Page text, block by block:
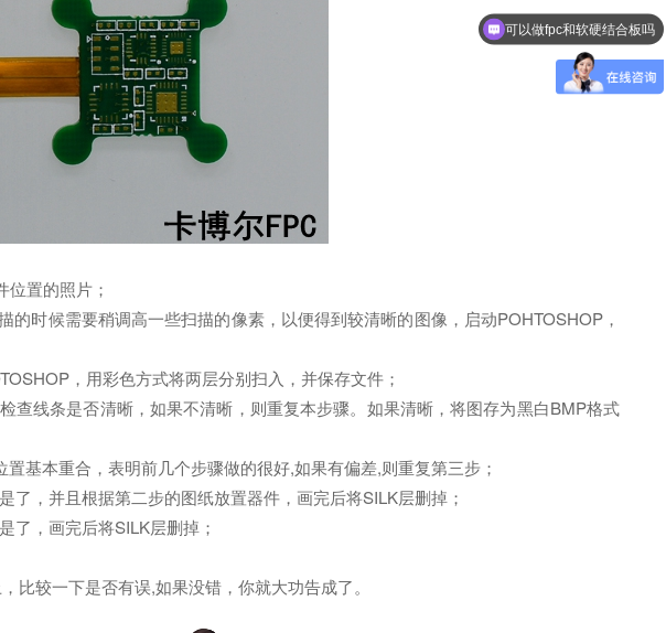
置的照片；
时候需要稍调高一些扫描的像素，以便得到较清晰的图像，启动POHTOSHOP，
，用彩色方式将两层分别扫入，并保存文件；
线条是否清晰，如果不清晰，则重复本步骤。如果清晰，将图存为黑白BMP格式
基本重合，表明前几个步骤做的很好,如果有偏差,则重复第三步；
，并且根据第二步的图纸放置器件，画完后将SILK层删掉；
了，画完后将SILK层删掉；
较一下是否有误,如果没错，你就大功告成了。
可以做fpc和软硬结合板吗